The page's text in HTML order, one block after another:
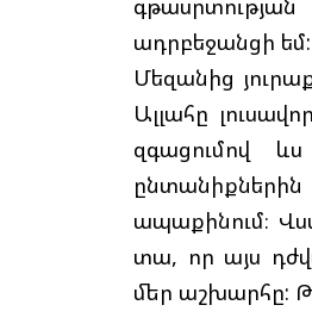
ադրբեջանցի եմ:
Մեզանից
Ալլահը
զգացումով
ապաքինում։
տա, որ այս
մեր աշխարհը: